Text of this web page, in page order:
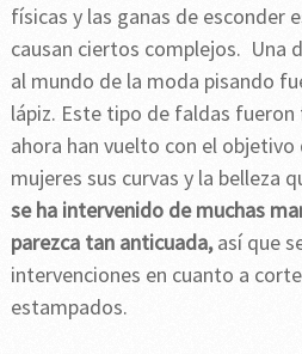
físicas y las ganas de esconder
causan ciertos complejos. Una
al mundo de la moda pisando
lápiz. Este tipo de faldas fueron
ahora han vuelto con el objetivo
mujeres sus curvas y la belleza
se ha intervenido de muchas
parezca tan anticuada,así que
intervenciones en cuanto a
estampados.